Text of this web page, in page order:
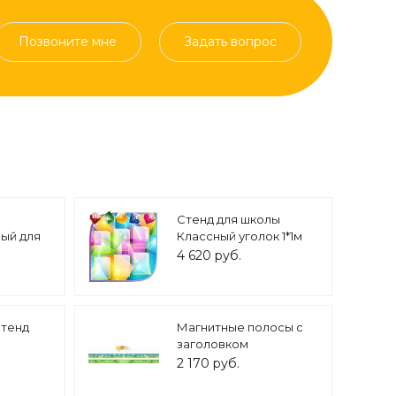
Позвоните мне Задать вопрос
для
Стенд для школы
Классный уголок 1*1м
арт. 2186
4 620 руб.
3
Магнитные полосы с
заголовком
ТВОРЧЕСКАЯ
2 170 руб.